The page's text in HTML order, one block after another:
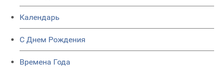
Календарь
C Днем Рождения
Времена Года